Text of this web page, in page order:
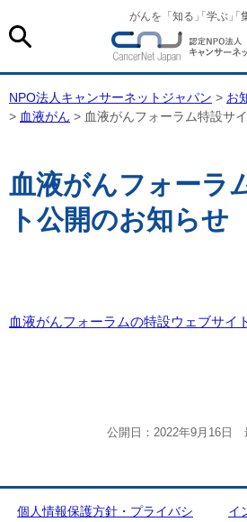
がんを「知る 「学ぶ 「
NPO法人キャンサーネットジャパン > お
> 血液がん > 血液がんフォーラム特設サ
血液がんフォーラ
ト公開のお知らせ
血液がんフォーラムの特設ウェブサイ
公開日：2022年9月16日
個人情報保護方針・プライバシ
イ